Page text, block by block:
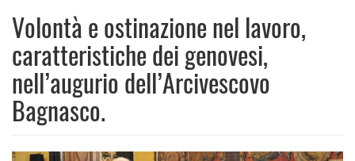
Volontà e ostinazione nel lavoro,
caratteristiche dei genovesi,
nell’augurio dell’Arcivescovo
Bagnasco.